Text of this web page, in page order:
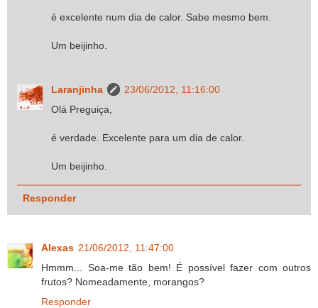
é excelente num dia de calor. Sabe mesmo bem.
Um beijinho.
Laranjinha
23/06/2012, 11:16:00
Olá Preguiça,
é verdade. Excelente para um dia de calor.
Um beijinho.
Responder
Alexas 21/06/2012, 11:47:00
Hmmm... Soa-me tão bem! É possível fazer com outros
frutos? Nomeadamente, morangos?
Responder